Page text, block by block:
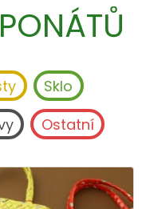
Sklo
Ostatní